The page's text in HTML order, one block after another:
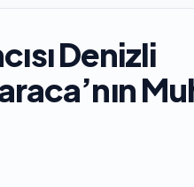
Denizli